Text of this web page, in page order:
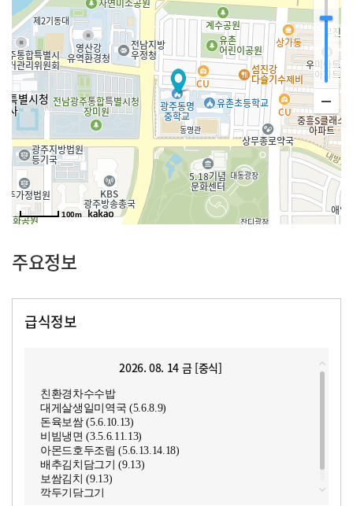
100m
주요정보
급식정보
2026. 08. 14 금 [중식]
친환경차수수밥
대게살생일미역국 (5.6.8.9)
돈육보쌈 (5.6.10.13)
비빔냉면 (3.5.6.11.13)
아몬드호두조림 (5.6.13.14.18)
배추김치담그기 (9.13)
보쌈김치 (9.13)
깍두기담그기